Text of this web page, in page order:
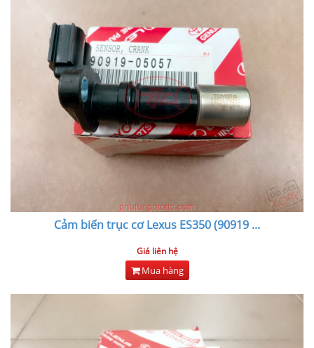
Cảm biến trục cơ Lexus ES350 (90919 ...
Giá liên hệ
Mua hàng